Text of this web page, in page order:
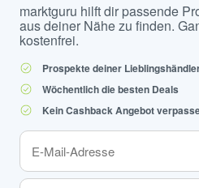
marktguru hilft dir passende
aus deiner Nähe zu finden.
kostenfrei.
Prospekte deiner
Wöchentlich die besten Deals
Kein Cashback Angebot